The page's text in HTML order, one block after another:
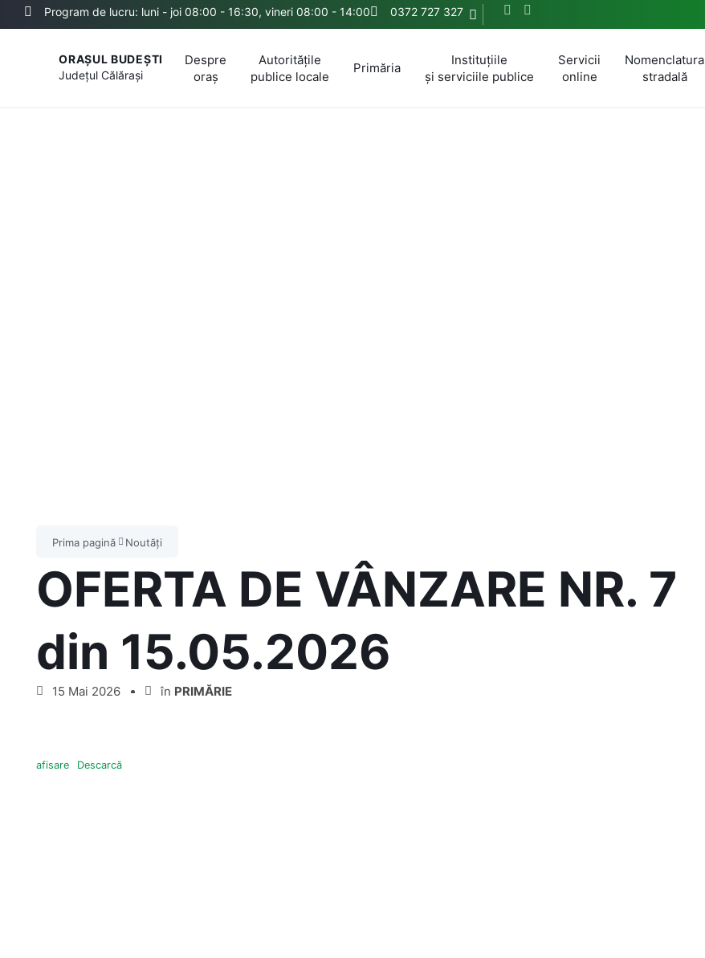
Program de lucru: luni - joi 08:00 - 16:30, vineri 08:00 - 14:00 0372 727 327
ORAȘUL BUDEȘTI
JudețulCălărași
Despre
oraș
Autoritățile
publice locale
Primăria
Instituțiile
și serviciile publice
Servicii
online
Nomenclatura
stradală
Prima pagină Noutăți
OFERTA DE VÂNZARE NR. 7
din 15.05.2026
15 Mai 2026 în PRIMĂRIE
afisare Descarcă